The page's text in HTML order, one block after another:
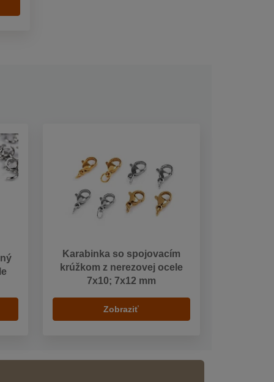
Karabinka so spojovacím
krúžkom z nerezovej ocele
7x10; 7x12 mm
Zobraziť